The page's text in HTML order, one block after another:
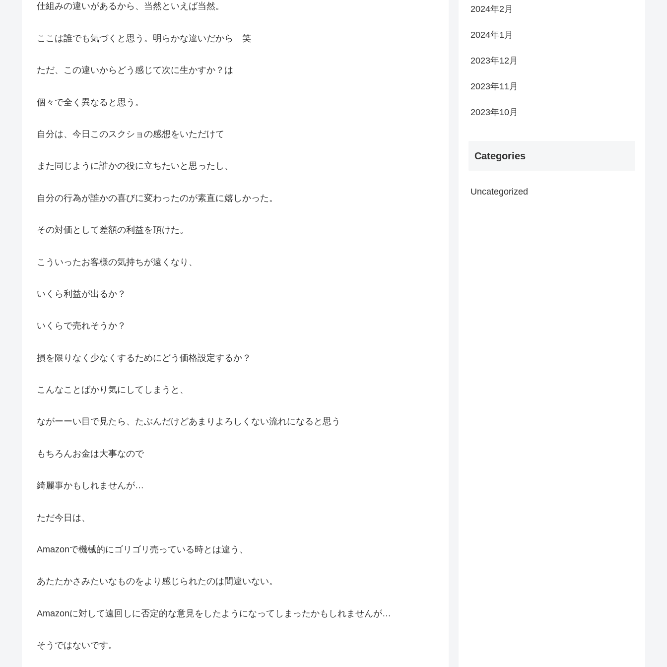
仕組みの違いがあるから、当然といえば当然。
ここは誰でも気づくと思う。明らかな違いだから 笑
ただ、この違いからどう感じて次に生かすか？は
個々で全く異なると思う。
自分は、今日このスクショの感想をいただけて
また同じように誰かの役に立ちたいと思ったし、
自分の行為が誰かの喜びに変わったのが素直に嬉しかった。
その対価として差額の利益を頂けた。
こういったお客様の気持ちが遠くなり、
いくら利益が出るか？
いくらで売れそうか？
損を限りなく少なくするためにどう価格設定するか？
こんなことばかり気にしてしまうと、
ながーーい目で見たら、たぶんだけどあまりよろしくない流れになると思う
もちろんお金は大事なので
綺麗事かもしれませんが…
ただ今日は、
Amazonで機械的にゴリゴリ売っている時とは違う、
あたたかさみたいなものをより感じられたのは間違いない。
Amazonに対して遠回しに否定的な意見をしたようになってしまったかもしれませんが…
そうではないです。
2024年2月
2024年1月
2023年12月
2023年11月
2023年10月
Categories
Uncategorized